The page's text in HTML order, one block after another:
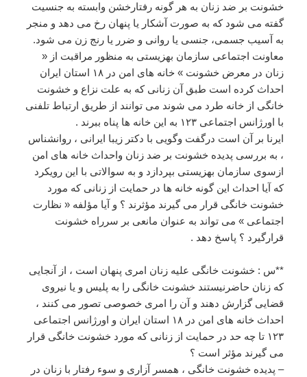
خشونت بر ضد زنان به هر گونه رفتارخشن وابسته به جنسیت
گفته می شود که به صورت آشکار یا پنهان رخ می دهد و منجر
به آسیب جسمی، جنسی یا روانی و ضرر یا رنج زن می شود.
معاونت اجتماعی سازمان بهزیستی به منظور مراقبت از «
زنان در معرض خشونت » خانه های امن در ۱۸ استان ایران
احداث کرده است طبق آن زنانی که به علت نزاع و خشونت
خانگی از خانه طرد می شوند می توانند از طریق ارتباط تلفنی
با اورژانس اجتماعی ۱۲۳ به این خانه ها پناه ببرند .
ایرنا بر آن است درگفت وگویی با دکتر زیبا ایرانی ، روانشناس
، به بررسی پدیده خشونت بر ضد زنان واحداث خانه های امن
ازسوی سازمان بهزیستی بپردازد و به سوالاتی با این رویکرد
که آیا احداث این گونه خانه ها در حمایت از زنانی که مورد
خشونت خانگی قرار می گیرند مؤثرند ؟ و آیا مؤلفه « نظارت
اجتماعی » می تواند به عنوان مانعی بر سرراه خشونت
قرارگیرد ؟ پاسخ دهد .
**س : خشونت خانگی علیه زنان امری پنهان است ، از آنجایی
که زنان حاضرنیستند خشونت خانگی را به پلیس و یا نیروی
قضایی گزارش دهند و آن را امری خصوصی تصور می کنند ،
احداث خانه های امن در ۱۸ استان ایران و اورژانس اجتماعی
۱۲۳ تا چه حد در حمایت از زنانی که مورد خشونت خانگی قرار
می گیرند مؤثر است ؟
– پدیده خشونت خانگی ، همسر آزاری و سوء رفتار با زنان در